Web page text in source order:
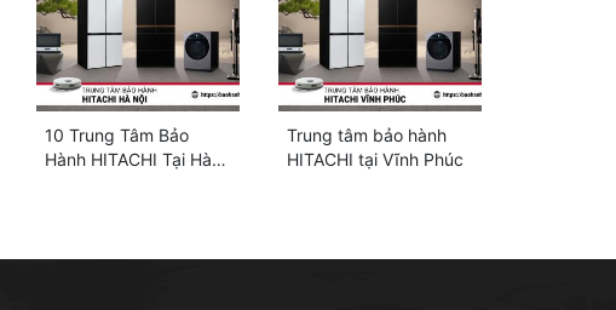
10 Trung Tâm Bảo
Hành HITACHI Tại Hà
Trung tâm bảo hành
HITACHI tại Vĩnh Phúc